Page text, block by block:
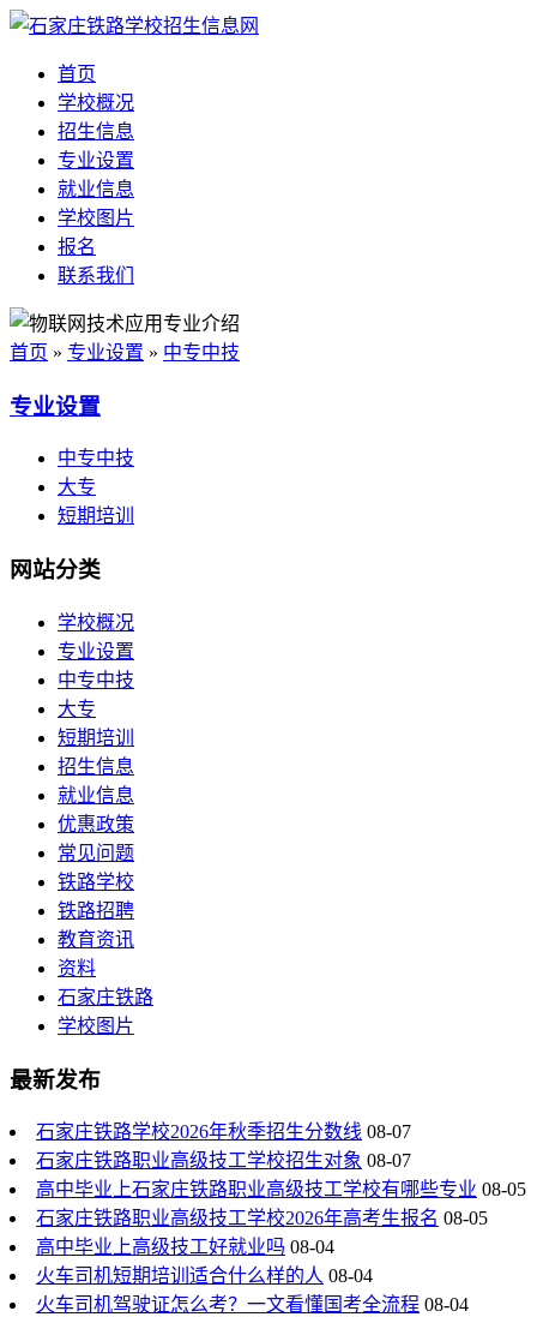
首页
学校概况
招生信息
专业设置
就业信息
学校图片
报名
联系我们
首页 » 专业设置 » 中专中技
专业设置
中专中技
大专
短期培训
网站分类
学校概况
专业设置
中专中技
大专
短期培训
招生信息
就业信息
优惠政策
常见问题
铁路学校
铁路招聘
教育资讯
资料
石家庄铁路
学校图片
最新发布
石家庄铁路学校2026年秋季招生分数线 08-07
石家庄铁路职业高级技工学校招生对象 08-07
高中毕业上石家庄铁路职业高级技工学校有哪些专业 08-05
石家庄铁路职业高级技工学校2026年高考生报名 08-05
高中毕业上高级技工好就业吗 08-04
火车司机短期培训适合什么样的人 08-04
火车司机驾驶证怎么考？一文看懂国考全流程 08-04